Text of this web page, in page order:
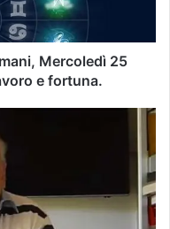
Mercoledì 25
e fortuna.